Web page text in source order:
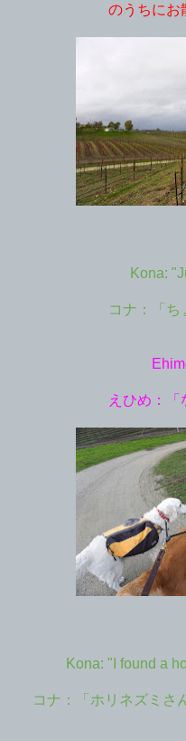
のうちにお
Kona:
コナ：「ち
えひめ：「
Kona: "I found a
コナ：「ホリネズミさ